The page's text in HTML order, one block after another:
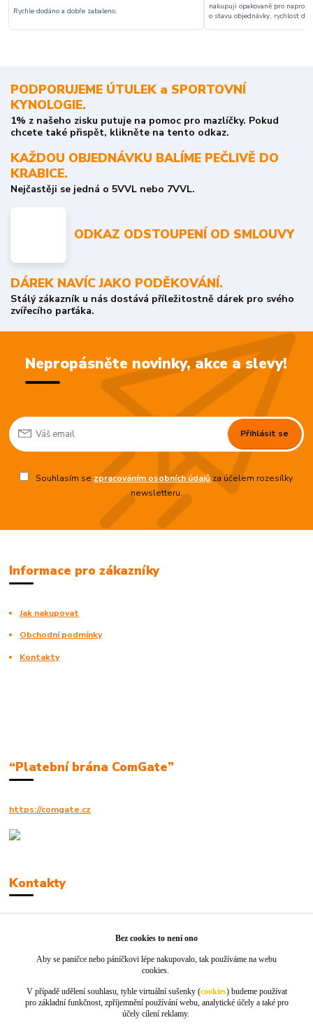
Rychle dodáno a dobře zabaleno.
nakupuji opakovaně pro
o stavu objednávky, rychlost
PODPORUJEME ÚTULEK a SPORTOVNÍ
KYNOLOGIE.
1% z našeho zisku putuje na pomoc pro mazlíčky. Pokud
chcete také přispět, klikněte na tento odkaz.
KAŽDOU OBJEDNÁVKU BALÍME PEČLIVĚ DO
KRABICE.
Nejčastěji se jedná o 5VVL nebo 7VVL.
ODKAZ ODSTOUPENÍ OD SMLOUVY
DÁREK NAVÍC JAKO PODĚKOVÁNÍ.
Stálý zákazník u nás dostává příležitostně dárek pro svého
zvířecího parťáka.
Nepropásněte novinky, akce a slevy!
Přihlásit se
Souhlasím se zpracováním osobních údajůza účelem rozesílky
newsletteru.
Informace pro zákazníky
Jak nakupovat
Obchodní podmínky
Kontakty
“Platební brána ComGate”
https://comgate.cz
Kontakty
info@jackie-shop.cz
Bez cookies to není ono
Aby se paničce nebo páníčkovi lépe nakupovalo, tak používáme na webu
cookies.
V případě udělení souhlasu, tyhle virtuální sušenky (cookies) budeme používat
pro základní funkčnost, zpříjemnění používání webu, analytické účely a také pro
účely cílení reklamy.